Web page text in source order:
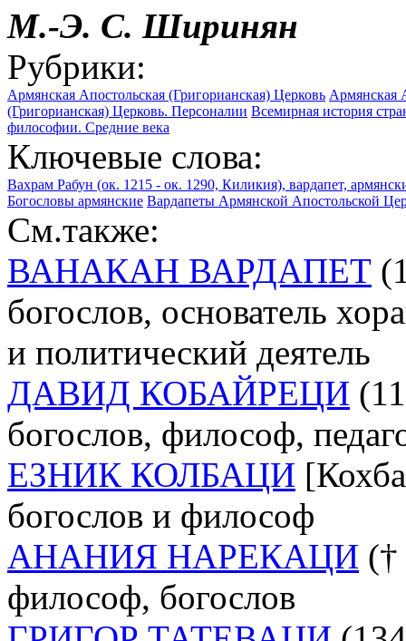
М.-Э. С. Ширинян
Рубрики:
Армянская Апостольская (Григорианская) Церковь Армянская
(Григорианская) Церковь. Персоналии Всемирная история
философии. Средние века
Ключевые слова:
Вахрам Рабун (ок. 1215 - ок. 1290, Киликия), вардапет,
Богословы армянские Вардапеты Армянской Апостольской
См.также:
ВАНАКАН ВАРДАПЕТ
богослов, основатель
и политический деятель
ДАВИД КОБАЙРЕЦИ
богослов, философ,
ЕЗНИК КОЛБАЦИ
богослов и философ
АНАНИЯ НАРЕКАЦИ (†
философ, богослов